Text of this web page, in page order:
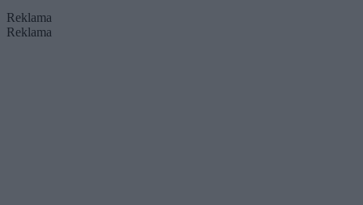
Reklama
Reklama